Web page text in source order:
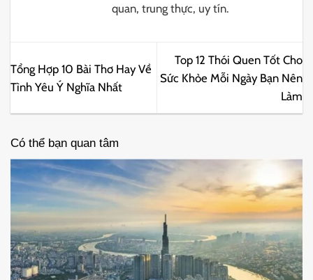
quan, trung thực, uy tín.
Tổng Hợp 10 Bài Thơ Hay Về
Tình Yêu Ý Nghĩa Nhất
Top 12 Thói Quen Tốt Cho
Sức Khỏe Mỗi Ngày Bạn Nên
Làm
Có thể bạn quan tâm